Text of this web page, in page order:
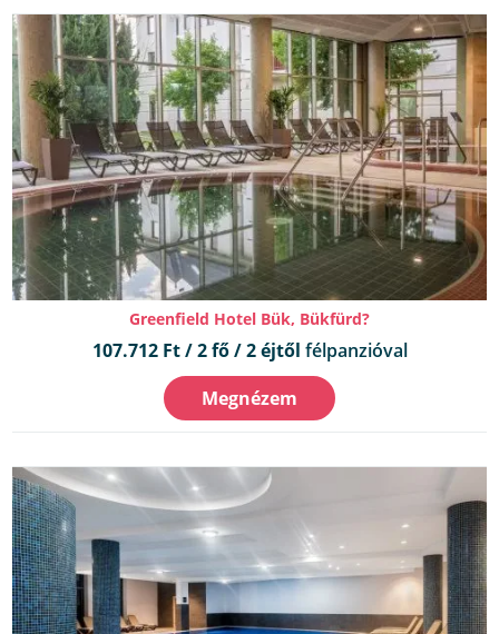
Greenfield Hotel Bük, Bükfürd?
107.712 Ft / 2 fő / 2 éjtől félpanzióval
Megnézem